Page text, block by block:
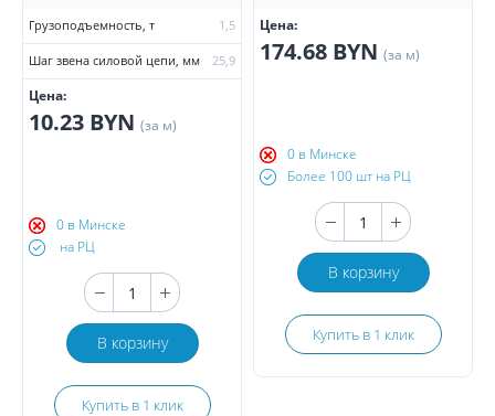
Грузоподъемность, т 1,5
Шаг звена силовой цепи, мм 25,9
Цена:
10.23 BYN (за м)
0 в Минске
на РЦ
В корзину
Купить в 1 клик
Цена:
174.68 BYN (за м)
0 в Минске
Более 100 шт на РЦ
В корзину
Купить в 1 клик